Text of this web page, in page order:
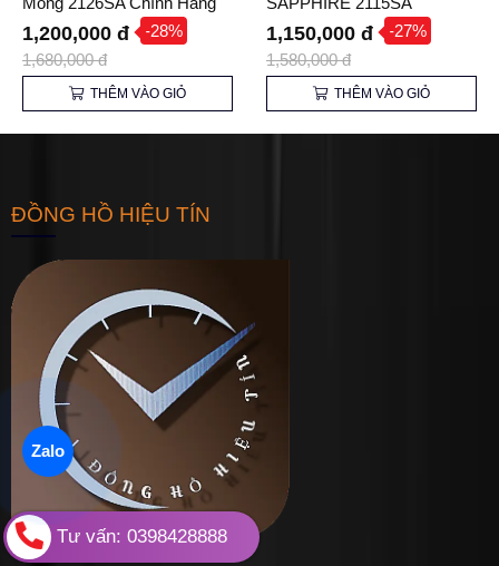
1,200,000 đ -28%
1,680,000 đ
THÊM VÀO GIỎ
1,150,000 đ -27%
1,580,000 đ
THÊM VÀO GIỎ
ĐỒNG HỒ HIỆU TÍN
Tư vấn: 0398428888
Zalo